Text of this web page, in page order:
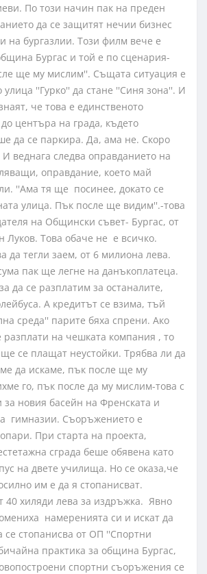
По този начин пак на преден
да се защитят нечии бизнес
на бургазлии. Този филм вече е
Бургас и той е по сценария-
ще му мислим''. Същата ситуация е
улица ''Гурко'' да стане ''Синя зона''. И
че това е единственото
центъра на града, където
да се паркира. Да, ама не. Скоро
веднага следва оправданието на
оправдание, което май
''Ама тя ще посинее, докато се
улица. Пък после ще видим''.-това
на Общински съвет- Бургас, от
Луков. Това обаче не е всичко.
да тегли заем, от 6 милиона лева.
пак ще легне на данъкоплатеца.
да се разплатим за останалите,
А кредитът се взима, тъй
среда'' парите бяха спрени. Ако
разплати на чешката компания , то
се плащат неустойки. Трябва ли да
да искаме, пък после ще му
го, пък после да му мислим-това с
новия басейн на Френската и
гимназии. Съоръжението е
При старта на проекта,
сграда беше обявена като
на двете училища. Но се оказа,че
им е да я стопанисват.
40 хиляди лева за издръжка. Явно
намеренията си и искат да
се стопанисва от ОП ''Спортни
практика за община Бургас,
спортни съоръжения се